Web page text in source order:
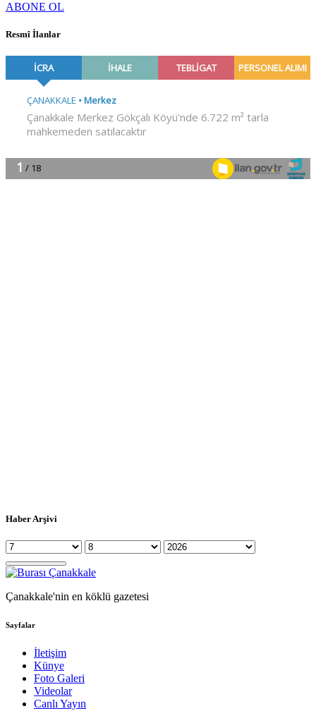
ABONE OL
Resmî İlanlar
Haber Arşivi
Çanakkale'nin en köklü gazetesi
Sayfalar
İletişim
Künye
Foto Galeri
Videolar
Canlı Yayın